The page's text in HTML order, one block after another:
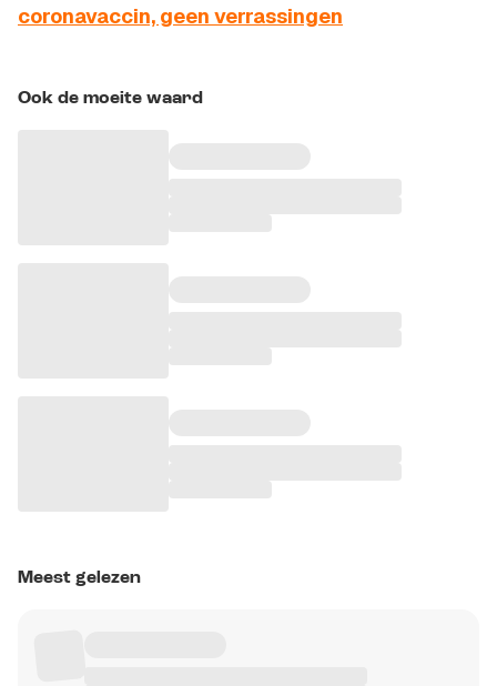
coronavaccin, geen verrassingen
Ook de moeite waard
Meest gelezen